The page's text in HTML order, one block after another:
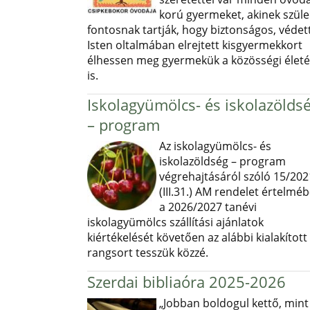
korú gyermeket, akinek
fontosnak tartják, hogy biztonságos,
Isten oltalmában elrejtett kisgyermekkort
élhessen meg gyermekük a közösségi
is.
Iskolagyümölcs- és
– program
Az iskolagyümölcs- és
iskolazöldség – program
végrehajtásáról szóló 15/
(III.31.) AM rendelet
a 2026/2027 tanévi
iskolagyümölcs szállítási ajánlatok
kiértékelését követően az alábbi kialakított
rangsort tesszük közzé.
Szerdai bibliaóra 2025-2026
„Jobban boldogul kettő, mint